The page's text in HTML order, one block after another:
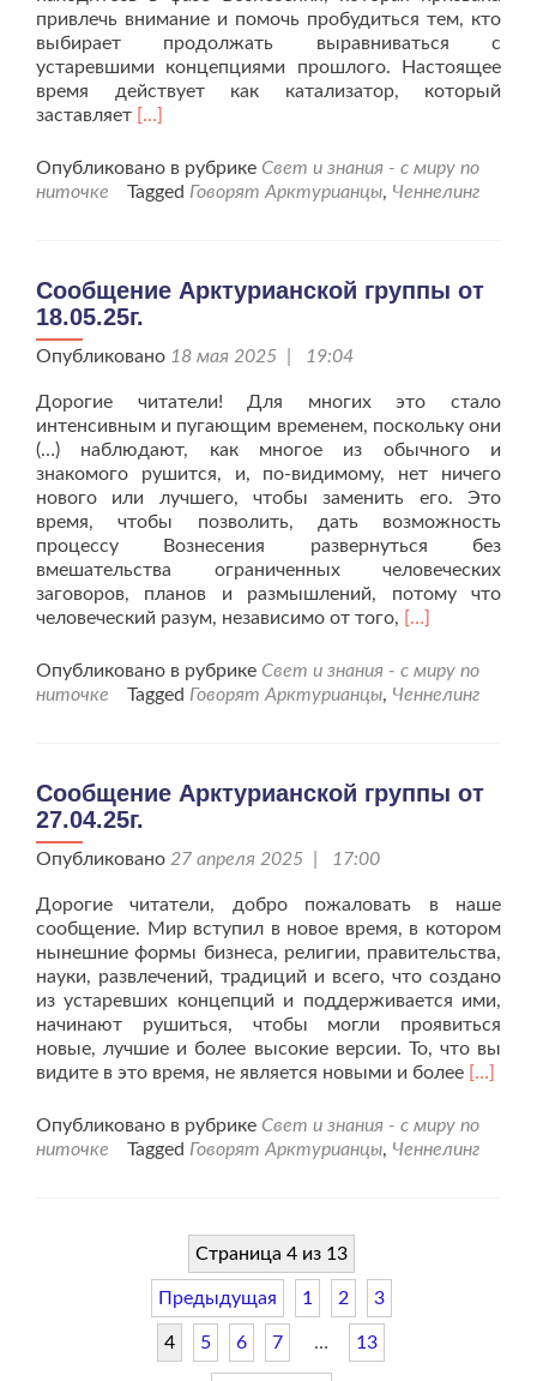
привлечь внимание и помочь пробудиться тем, кто
выбирает продолжать выравниваться с
устаревшими концепциями прошлого. Настоящее
время действует как катализатор, который
заставляет Читать
проСообщение
Арктурианской
[…]
Опубликовано в рубрике Свет и знания - с миру по
ниточке
Tagged Говорят Арктурианцы, Ченнелинг
Сообщение Арктурианской группы от
18.05.25г.
Опубликовано 18 мая 2025 | 19:04
Дорогие читатели! Для многих это стало
интенсивным и пугающим временем, поскольку они
(…) наблюдают, как многое из обычного и
знакомого рушится, и, по-видимому, нет ничего
нового или лучшего, чтобы заменить его. Это
время, чтобы позволить, дать возможность
процессу Вознесения развернуться без
вмешательства ограниченных человеческих
заговоров, планов и размышлений, потому что
человеческий разум, независимо от того, Читать
проСообщение
Арктурианской
[…]
Опубликовано в рубрике Свет и знания - с миру по
ниточке
Tagged Говорят Арктурианцы, Ченнелинг
Сообщение Арктурианской группы от
27.04.25г.
Опубликовано 27 апреля 2025 | 17:00
Дорогие читатели, добро пожаловать в наше
сообщение. Мир вступил в новое время, в котором
нынешние формы бизнеса, религии, правительства,
науки, развлечений, традиций и всего, что создано
из устаревших концепций и поддерживается ими,
начинают рушиться, чтобы могли проявиться
новые, лучшие и более высокие версии. То, что вы
видите в это время, не является новыми и более Читать
[…]
Опубликовано в рубрике Свет и знания - с миру по
ниточке
Tagged Говорят Арктурианцы, Ченнелинг
Страница 4 из 13
Предыдущая 1 2 3
4 5 6 7 … 13